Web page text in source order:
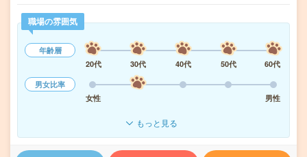
職場の雰囲気
年齢層
20代
30代 40代 50代
60代
男女比率
女性
男性
もっと見る